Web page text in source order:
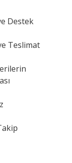
Destek
Teslimat